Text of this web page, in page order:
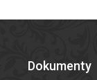
Dokumenty